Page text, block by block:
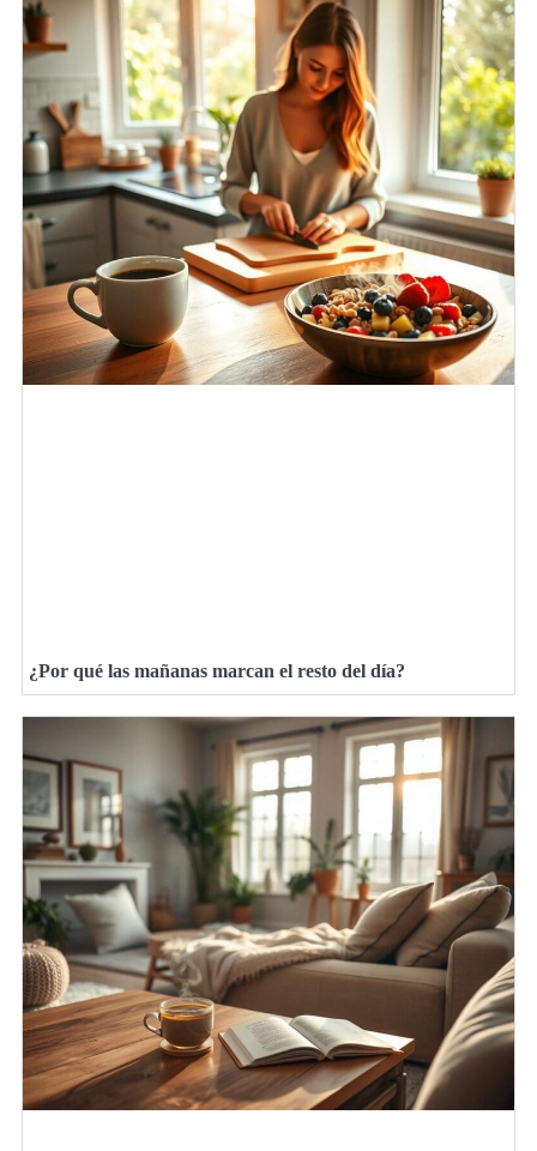
¿Por qué las mañanas marcan el resto del día?